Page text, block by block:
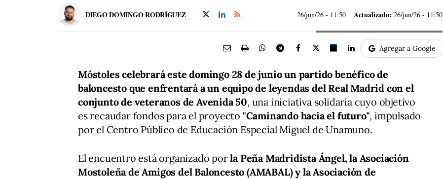
DIEGO DOMINGO RODRÍGUEZ 26/jun/26 - 11:50 Actualizado: 26/jun/26 - 11:50
Agregar a Google
Móstoles celebrará este domingo 28 de junio un partido benéfico de
baloncesto que enfrentará a un equipo de leyendas del Real Madrid con el
conjunto de veteranos de Avenida 50, una iniciativa solidaria cuyo objetivo
es recaudar fondos para el proyecto "Caminando hacia el futuro", impulsado
por el Centro Público de Educación Especial Miguel de Unamuno.
El encuentro está organizado porla Peña Madridista Ángel, la Asociación
Mostoleña de Amigos del Baloncesto (AMABAL) y la Asociación de